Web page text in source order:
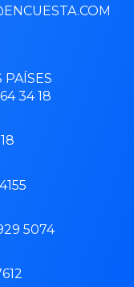
PAÍSES
34 18
5074